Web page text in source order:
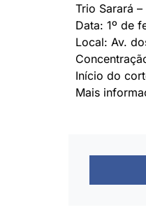
Trio Sarará
Data: 1º de
Local: Av.
Início do
Mais